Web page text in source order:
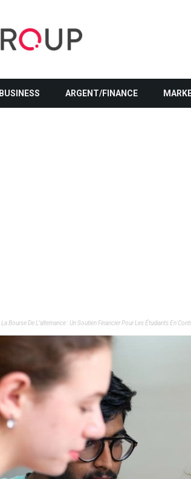
BUSINESS ARGENT/FINANCE
La Bourse De L’alternance : Un Soutien Financier Pour Les Étudiants En